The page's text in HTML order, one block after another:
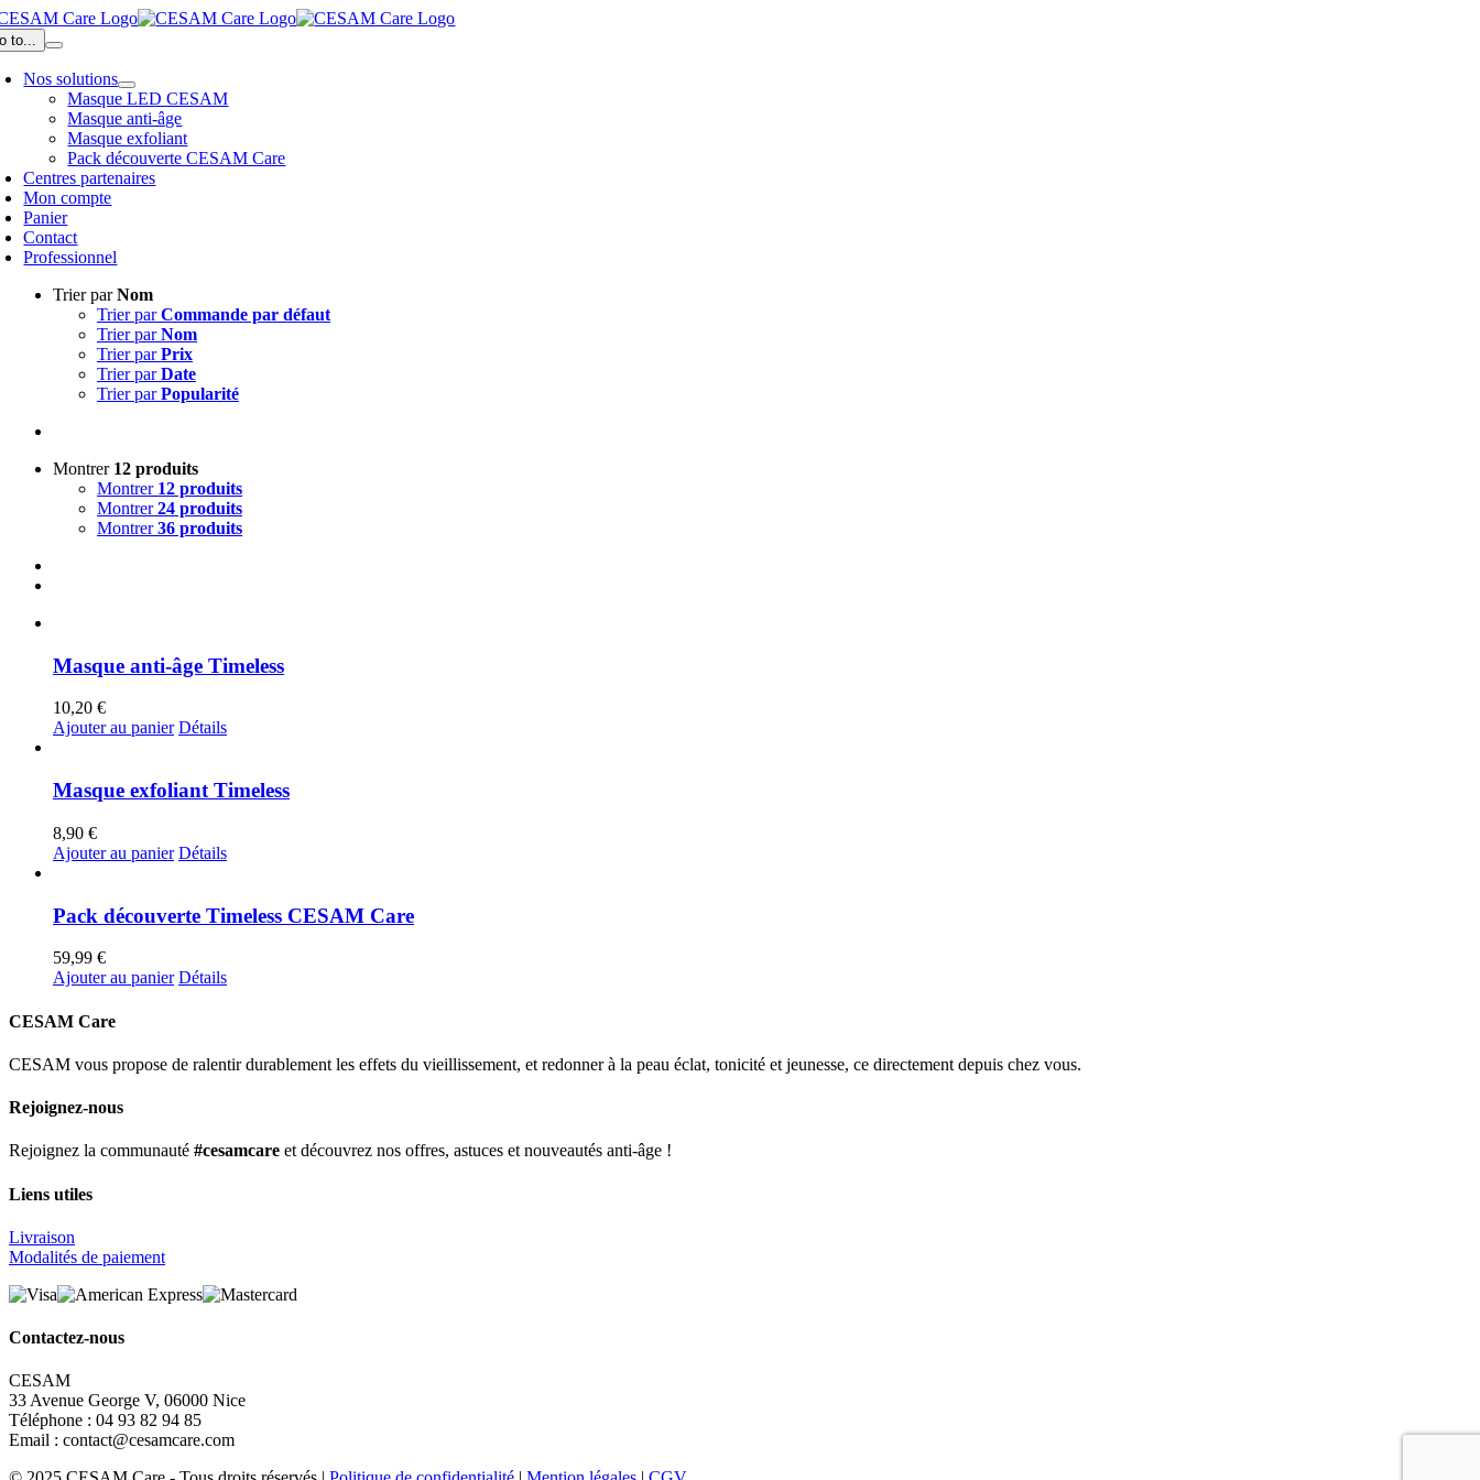
Passer
au
contenu
to...
Nos solutions
Masque LED CESAM
Masque anti-âge
Masque exfoliant
Pack découverte CESAM Care
Centres partenaires
Mon compte
Panier
Contact
Professionnel
Trier parNom
Trier parCommande par défaut
Trier parNom
Trier parPrix
Trier parDate
Trier parPopularité
Montrer 12 produits
Montrer 12 produits
Montrer24 produits
Montrer36 produits
Masque anti-âge Timeless
10,20 €
Ajouter au panier Détails
Masque exfoliant Timeless
8,90 €
Ajouter au panier Détails
Pack découverte Timeless CESAM Care
59,99 €
Ajouter au panier Détails
CESAM Care
CESAM vous propose de ralentir durablement les effets du vieillissement, et redonner à la peau éclat, tonicité et jeunesse, ce directement depuis chez vous.
Rejoignez-nous
Rejoignez la communauté #cesamcare et découvrez nos offres, astuces et nouveautés anti-âge !
Liens utiles
Livraison
Modalités de paiement
Contactez-nous
CESAM
33 Avenue George V, 06000 Nice
Téléphone : 04 93 82 94 85
Email : contact@cesamcare.com